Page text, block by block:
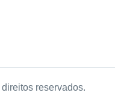
reservados.